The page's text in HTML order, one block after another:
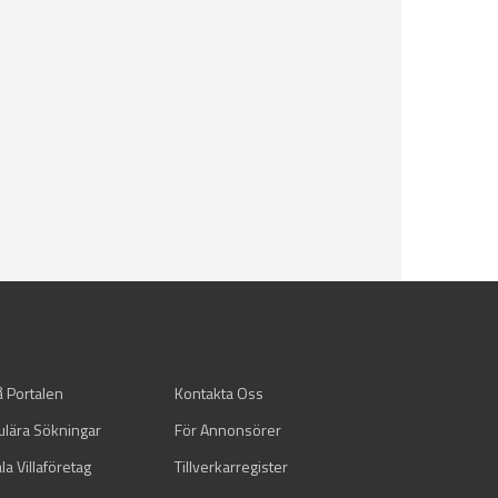
Portalen
Kontakta Oss
Sökningar
För Annonsörer
Villaföretag Tillverkarregister